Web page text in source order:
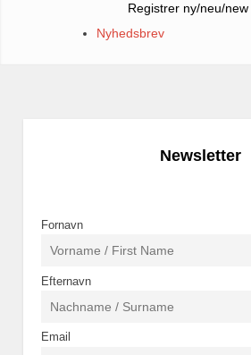
Registrer ny/neu/new
Nyhedsbrev
Newsletter
Fornavn
Efternavn
Email